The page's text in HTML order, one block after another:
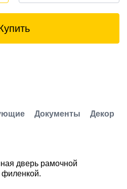
Документы Декор
дверь рамочной
филенкой.